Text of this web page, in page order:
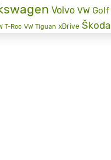
Volvo VW Golf
T-Roc VW Tiguan xDrive Škoda